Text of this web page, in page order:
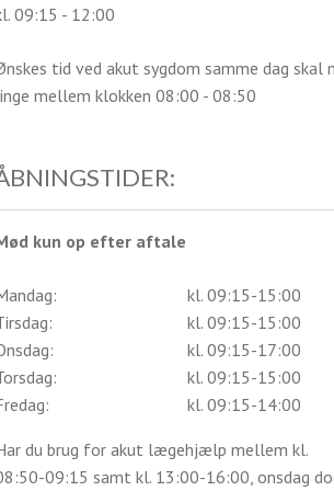
09:15 - 12:00
tid ved akut sygdom samme dag skal
mellem klokken 08:00 - 08:50
kun op efter aftale
kl. 09:15-15:00
kl. 09:15-15:00
kl. 09:15-17:00
kl. 09:15-15:00
kl. 09:15-14:00
du brug for akut lægehjælp mellem kl.
09:15 samt kl. 13:00-16:00, onsdag